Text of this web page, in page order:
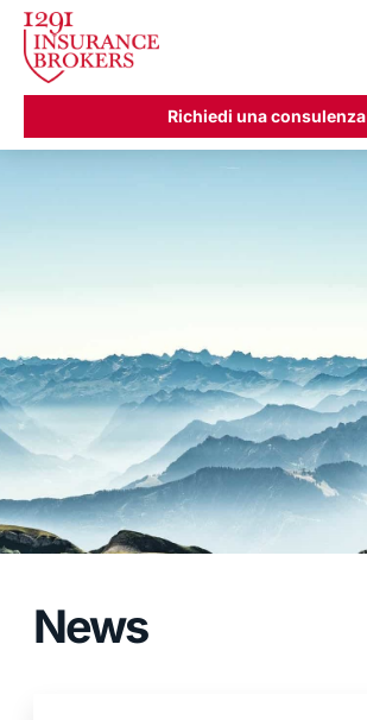
Richiedi una consulenza
News